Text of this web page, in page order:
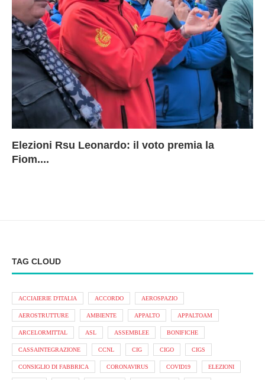
Elezioni Rsu Leonardo: il voto premia la
Fiom....
TAG CLOUD
ACCIAIERIE D'ITALIA ACCORDO AEROSPAZIO
AEROSTRUTTURE AMBIENTE APPALTO APPALTOAM
ARCELORMITTAL ASL ASSEMBLEE BONIFICHE
CASSAINTEGRAZIONE CCNL CIG CIGO CIGS
CONSIGLIO DI FABBRICA CORONAVIRUS COVID19 ELEZIONI